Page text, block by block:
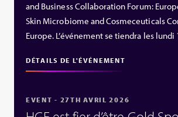
and Business Collaboration Forum:
Skin Microbiome and Cosmeceuticals
Europe. L’événement se tiendra les
DÉTAILS DE L'ÉVÉNEMENT
EVENT - 27TH AVRIL 2026